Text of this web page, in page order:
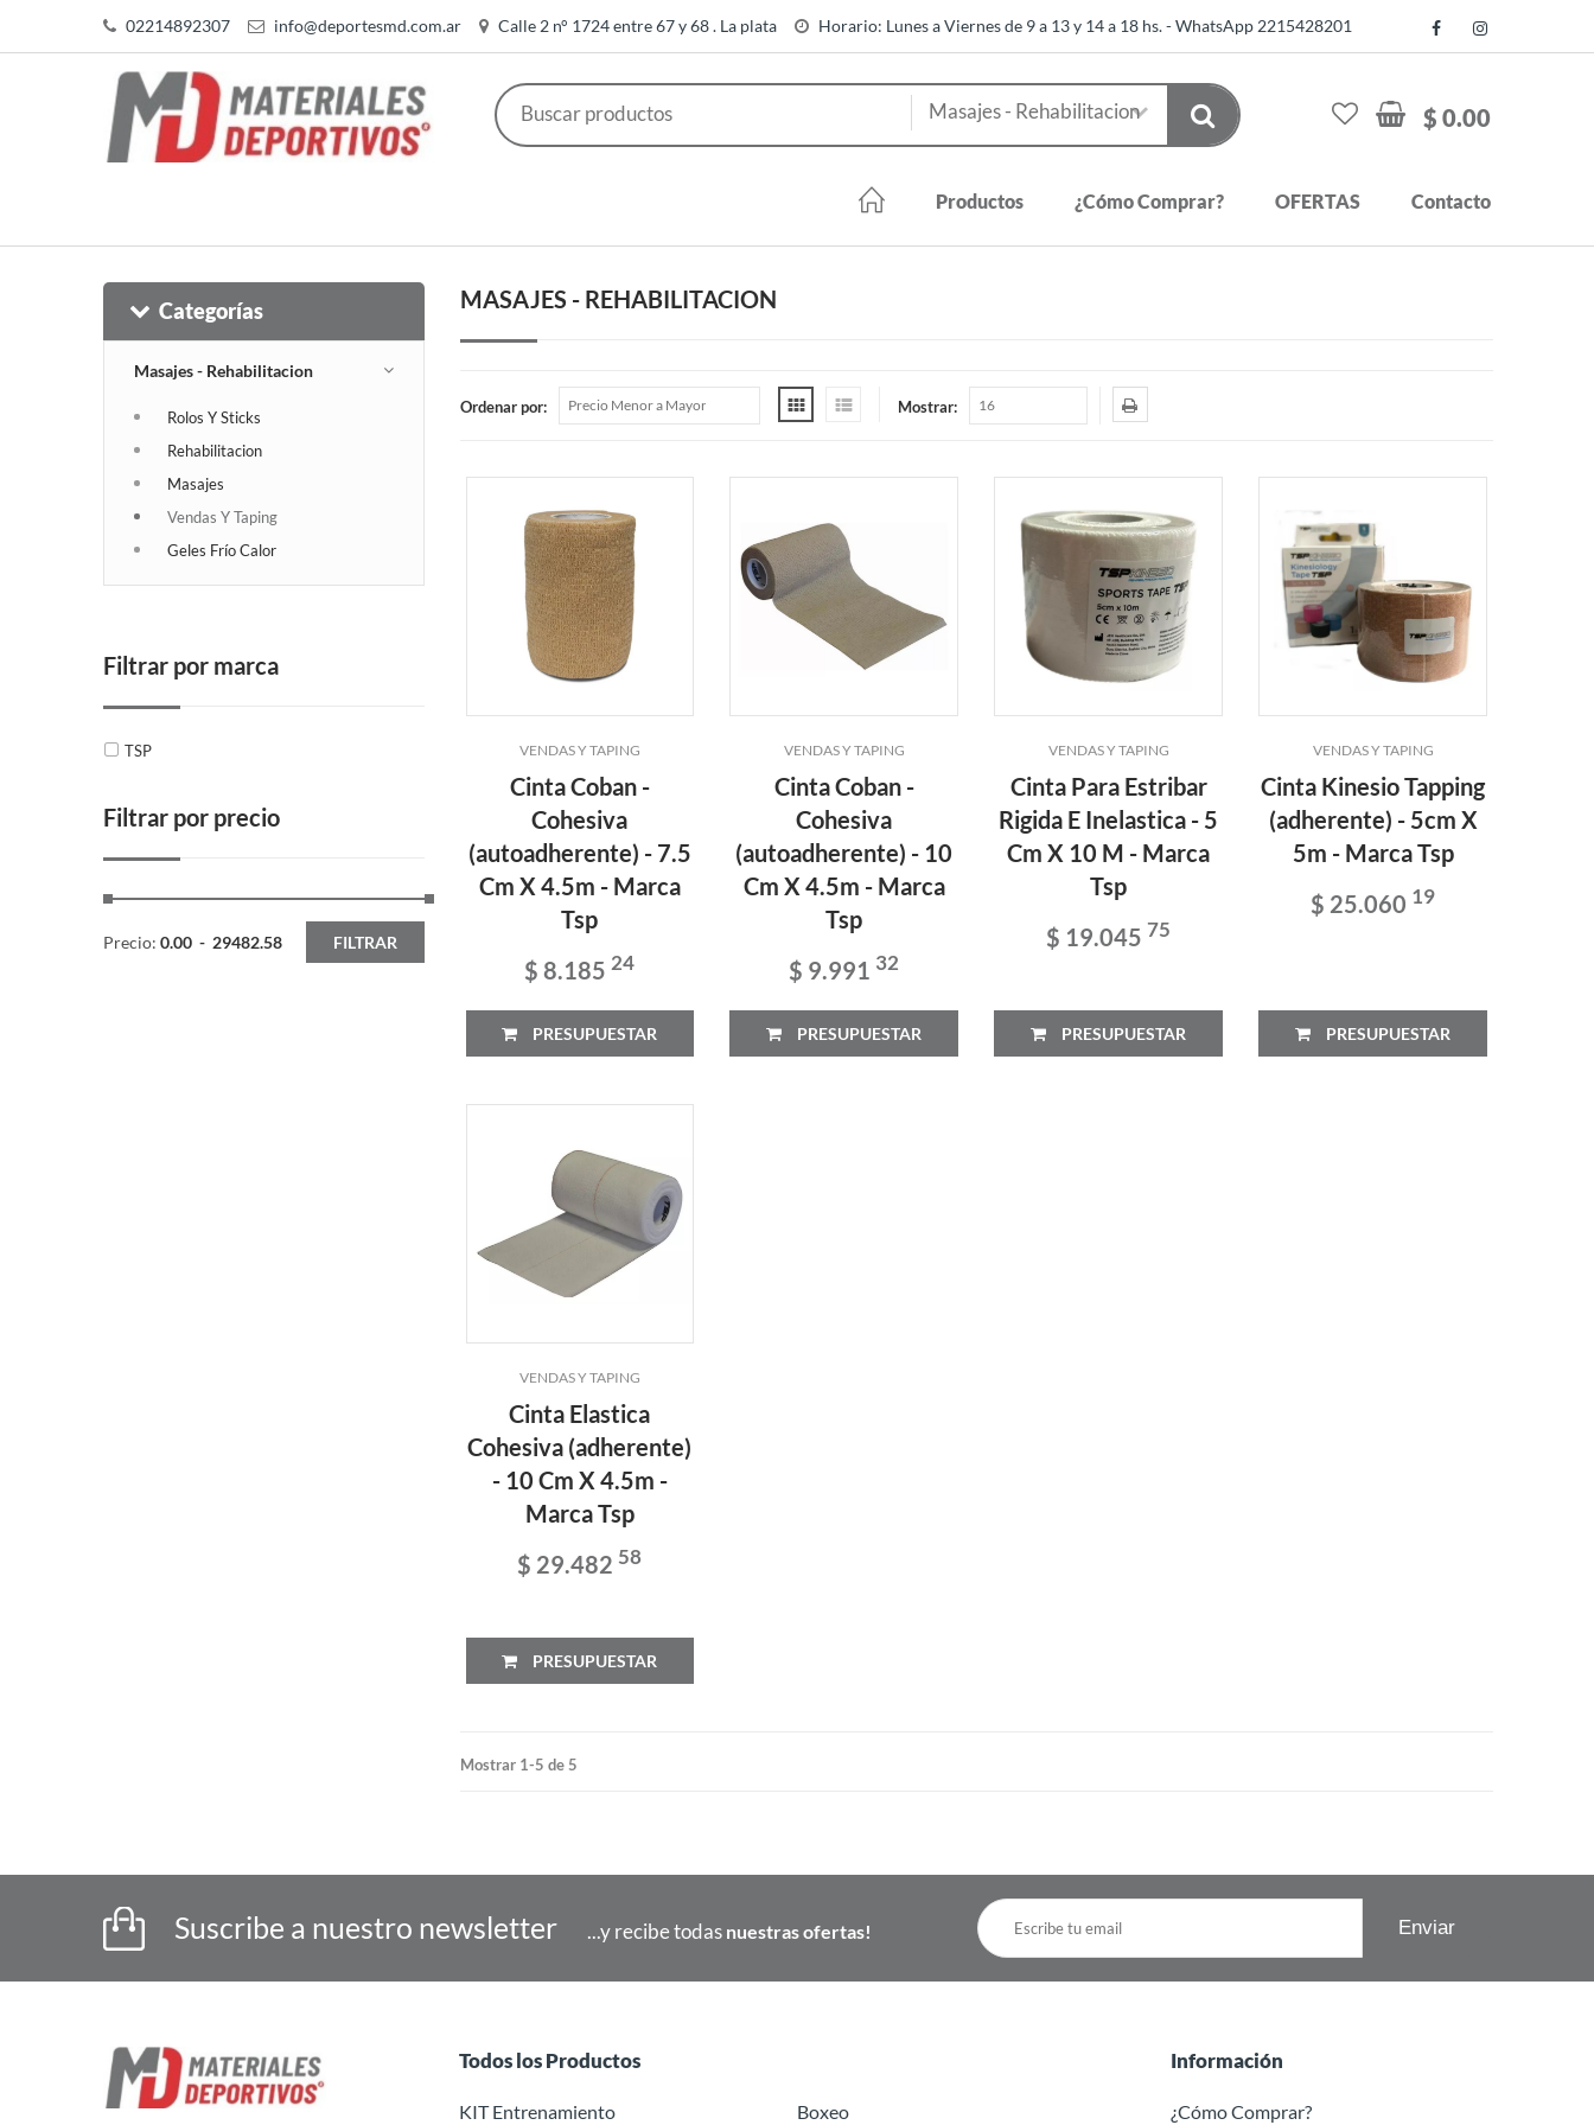
02214892307 info@deportesmd.com.ar Calle 2 n° 1724 entre 67 y 68 . La plata Horario: Lunes a Viernes de 9 a 13 y 14 a 18 hs. - WhatsApp 2215428201
$ 0.00
Productos ¿Cómo Comprar? OFERTAS Contacto
Categorías
Masajes - Rehabilitacion
Rolos Y Sticks
Rehabilitacion
Masajes
Vendas Y Taping
Geles Frío Calor
Filtrar por marca
TSP
Filtrar por precio
Precio: 0.00 - 29482.58 FILTRAR
MASAJES - REHABILITACION
Ordenar por: Mostrar:
VENDAS Y TAPING
Cinta Coban -
Cohesiva
(autoadherente) - 7.5
Cm X 4.5m - Marca
Tsp
$ 8.18524
PRESUPUESTAR
VENDAS Y TAPING
Cinta Coban -
Cohesiva
(autoadherente) - 10
Cm X 4.5m - Marca
Tsp
$ 9.991 32
PRESUPUESTAR
VENDAS Y TAPING
Cinta Para Estribar
Rigida E Inelastica - 5
Cm X 10 M - Marca
Tsp
$ 19.045 75
PRESUPUESTAR
VENDAS Y TAPING
Cinta Kinesio Tapping
(adherente) - 5cm X
5m - Marca Tsp
$ 25.060 19
PRESUPUESTAR
VENDAS Y TAPING
Cinta Elastica
Cohesiva (adherente)
- 10 Cm X 4.5m -
Marca Tsp
$ 29.482 58
PRESUPUESTAR
Mostrar 1-5 de 5
Suscribe a nuestro newsletter ...y recibe todas nuestras ofertas!
Todos los Productos
KIT Entrenamiento Boxeo
Información
¿Cómo Comprar?